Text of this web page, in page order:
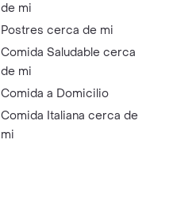
de mi
Postres cerca de mi
Comida Saludable cerca
de mi
Comida a Domicilio
Comida Italiana cerca de
mi